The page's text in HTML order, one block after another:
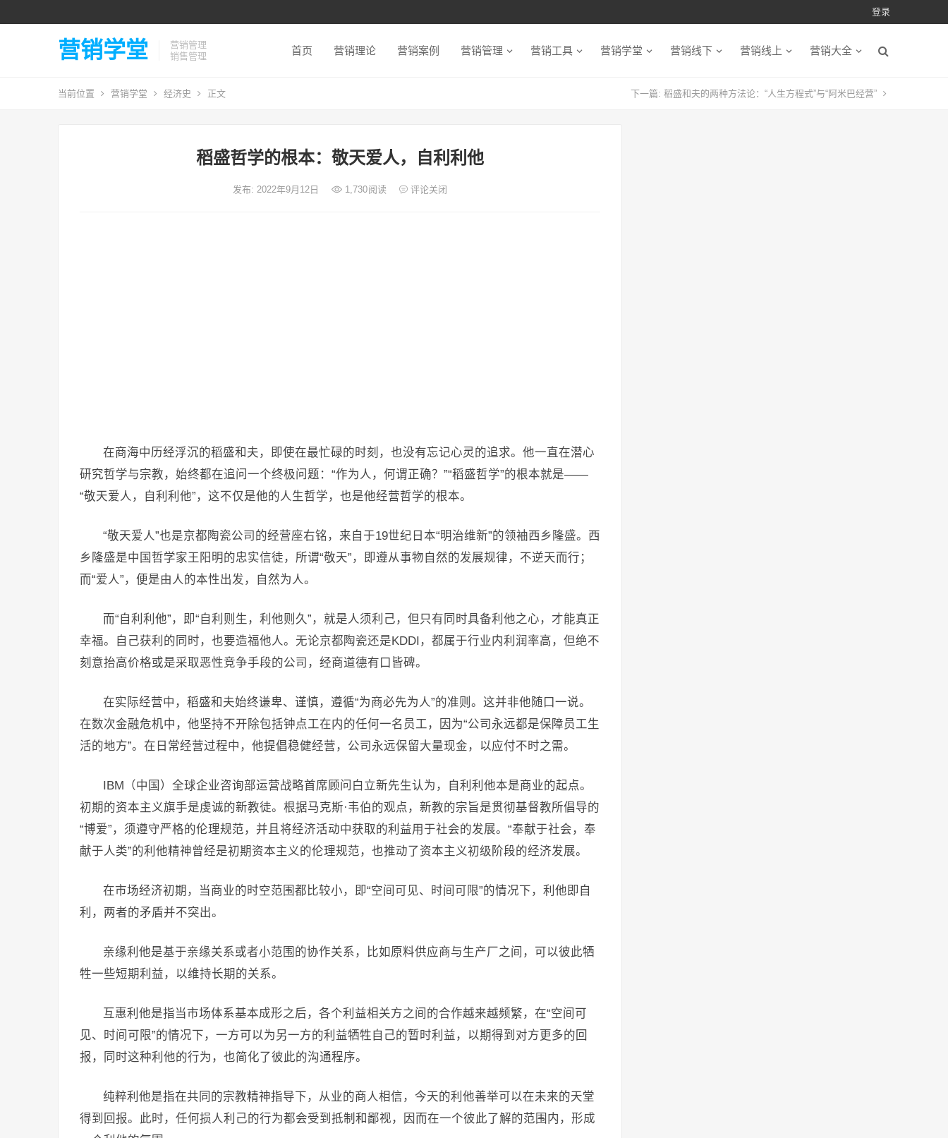
登录
营销学堂
营销管理
销售管理
首页 营销理论 营销案例 营销管理 营销工具 营销学堂 营销线下 营销线上 营销大全
当前位置 营销学堂 经济史 正文 下一篇: 稻盛和夫的两种方法论：“人生方程式”与“阿米巴经营”
稻盛哲学的根本：敬天爱人，自利利他
发布: 2022年9月12日 1,730阅读 评论关闭
在商海中历经浮沉的稻盛和夫，即使在最忙碌的时刻，也没有忘记心灵的追求。他一直在潜心
研究哲学与宗教，始终都在追问一个终极问题：“作为人，何谓正确？”“稻盛哲学”的根本就是——
“敬天爱人，自利利他”，这不仅是他的人生哲学，也是他经营哲学的根本。
“敬天爱人”也是京都陶瓷公司的经营座右铭，来自于19世纪日本“明治维新”的领袖西乡隆盛。西
乡隆盛是中国哲学家王阳明的忠实信徒，所谓“敬天”，即遵从事物自然的发展规律，不逆天而行；
而“爱人”，便是由人的本性出发，自然为人。
而“自利利他”，即“自利则生，利他则久”，就是人须利己，但只有同时具备利他之心，才能真正
幸福。自己获利的同时，也要造福他人。无论京都陶瓷还是KDDI，都属于行业内利润率高，但绝不
刻意抬高价格或是采取恶性竞争手段的公司，经商道德有口皆碑。
在实际经营中，稻盛和夫始终谦卑、谨慎，遵循“为商必先为人”的准则。这并非他随口一说。
在数次金融危机中，他坚持不开除包括钟点工在内的任何一名员工，因为“公司永远都是保障员工生
活的地方”。在日常经营过程中，他提倡稳健经营，公司永远保留大量现金，以应付不时之需。
IBM（中国）全球企业咨询部运营战略首席顾问白立新先生认为，自利利他本是商业的起点。
初期的资本主义旗手是虔诚的新教徒。根据马克斯·韦伯的观点，新教的宗旨是贯彻基督教所倡导的
“博爱”，须遵守严格的伦理规范，并且将经济活动中获取的利益用于社会的发展。“奉献于社会，奉
献于人类”的利他精神曾经是初期资本主义的伦理规范，也推动了资本主义初级阶段的经济发展。
在市场经济初期，当商业的时空范围都比较小，即“空间可见、时间可限”的情况下，利他即自
利，两者的矛盾并不突出。
亲缘利他是基于亲缘关系或者小范围的协作关系，比如原料供应商与生产厂之间，可以彼此牺
牲一些短期利益，以维持长期的关系。
互惠利他是指当市场体系基本成形之后，各个利益相关方之间的合作越来越频繁，在“空间可
见、时间可限”的情况下，一方可以为另一方的利益牺牲自己的暂时利益，以期得到对方更多的回
报，同时这种利他的行为，也简化了彼此的沟通程序。
纯粹利他是指在共同的宗教精神指导下，从业的商人相信，今天的利他善举可以在未来的天堂
得到回报。此时，任何损人利己的行为都会受到抵制和鄙视，因而在一个彼此了解的范围内，形成